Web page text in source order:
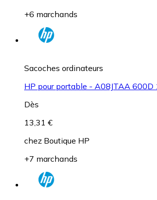
+6 marchands
Sacoches ordinateurs
HP pour portable - A08JTAA 600D
Dès
13,31 €
chez Boutique HP
+7 marchands